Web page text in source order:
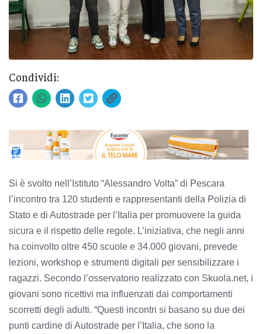
Condividi:
Si è svolto nell’Istituto “Alessandro Volta” di Pescara
l’incontro tra 120 studenti e rappresentanti della Polizia di
Stato e di Autostrade per l’Italia per promuovere la guida
sicura e il rispetto delle regole. L’iniziativa, che negli anni
ha coinvolto oltre 450 scuole e 34.000 giovani, prevede
lezioni, workshop e strumenti digitali per sensibilizzare i
ragazzi. Secondo l’osservatorio realizzato con Skuola.net, i
giovani sono ricettivi ma influenzati dai comportamenti
scorretti degli adulti. “Questi incontri si basano su due dei
punti cardine di Autostrade per l’Italia, che sono la